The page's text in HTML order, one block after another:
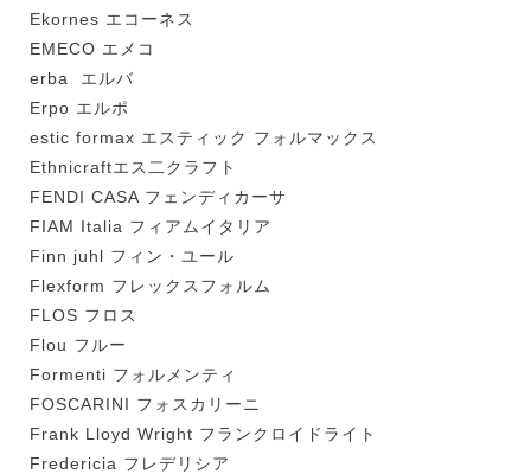
Ekornes エコーネス
EMECO エメコ
erba エルバ
Erpo エルポ
estic formax エスティック フォルマックス
Ethnicraftエス二クラフト
FENDI CASA フェンディカーサ
FIAM Italia フィアムイタリア
Finn juhl フィン・ユール
Flexform フレックスフォルム
FLOS フロス
Flou フルー
Formenti フォルメンティ
FOSCARINI フォスカリーニ
Frank Lloyd Wright フランクロイドライト
Fredericia フレデリシア